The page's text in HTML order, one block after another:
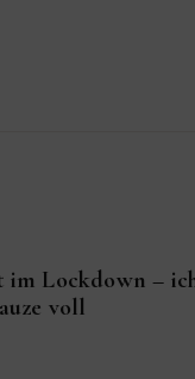
im Lockdown –
voll